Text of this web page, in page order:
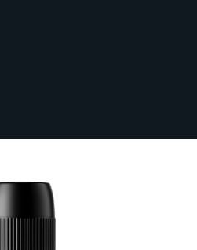
€ Bestellwert (inkl.